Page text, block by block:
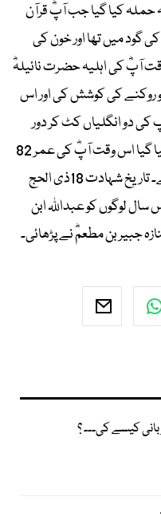
کیا گیا جب آپؓ قرآن
گود میں تھا اور خون کی
آپؓ کی اہلیہ حضرت نائیلہؓ
روکنے کی کوشش کی اور اس
کی دو انگلیاں کٹ کر دور
جاگری تھیں۔ جس وقت آپ ؓپر حملہ کیا گیا اس وقت آپؓ کی عمر 82
برس اور ایک اور جگہ 88 برس لکھی ہے۔ تاریخ شہادت 18ذی الحج
اس سال لوگوں کو عبداﷲ ابن
جبیر بن مطعمؓ نے پڑھائی۔
کیسے کی۔۔۔ ؟